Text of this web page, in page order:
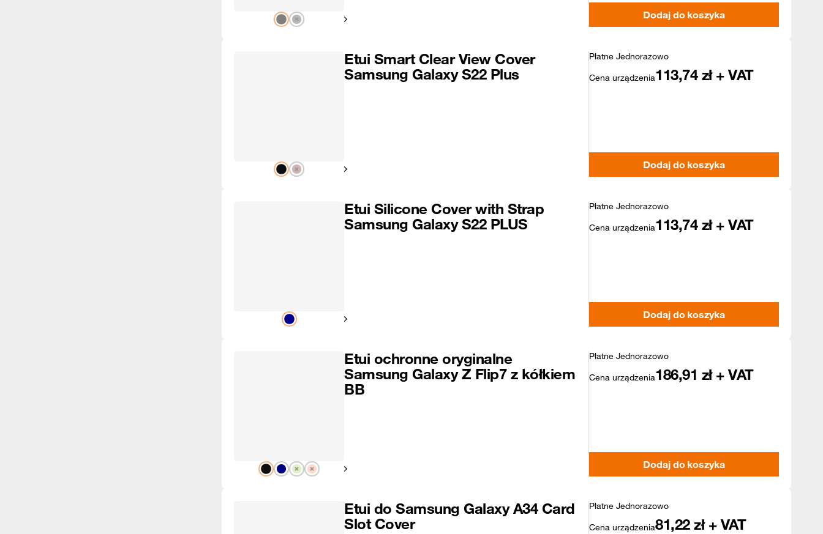
Pokaż następny Dodaj do koszyka
Pokaż następny
Etui Smart Clear View Cover
Samsung Galaxy S22 Plus
Płatne Jednorazowo
Cena urządzenia113,74 zł + VAT
Dodaj do koszyka
Pokaż następny
Etui Silicone Cover with Strap
Samsung Galaxy S22 PLUS
Płatne Jednorazowo
Cena urządzenia113,74 zł + VAT
Dodaj do koszyka
Pokaż następny
Etui ochronne oryginalne
Samsung Galaxy Z Flip7 z kółkiem
BB
Płatne Jednorazowo
Cena urządzenia186,91 zł + VAT
Dodaj do koszyka
Etui do Samsung Galaxy A34 Card
Slot Cover
Płatne Jednorazowo
Cena urządzenia81,22 zł + VAT